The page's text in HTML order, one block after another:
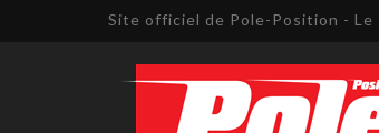
Site officiel de Pole-Position - Le